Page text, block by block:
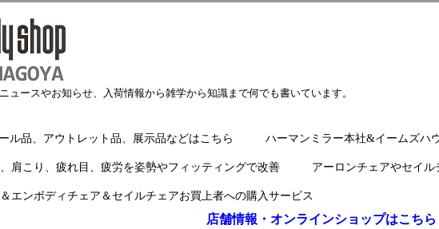
ュースやお知らせ、入荷情報から雑学から知識まで何でも書いています。
ル品、アウトレット品、展示品などはこちら ハーマンミラー本社&イームズハ
肩こり、疲れ目、疲労を姿勢やフィッティングで改善 アーロンチェアやセイ
エンボディチェア＆セイルチェアお買上者への購入サービス
店舗情報・オンラインショップはこちら